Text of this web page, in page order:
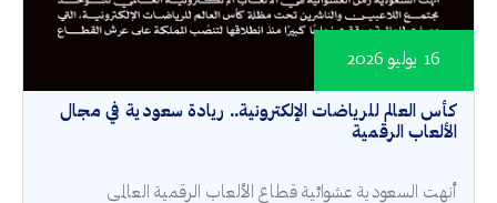
كأس العالم للرياضات الإلكترونية.. ريادة سعودية في مجال
الألعاب الرقمية
16 يوليو 2026
أنهت السعودية عشوائية قطاع الألعاب الرقمية العالمي